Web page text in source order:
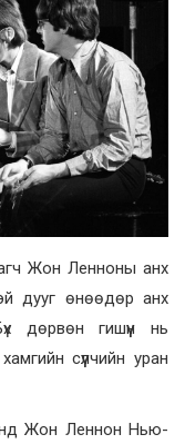
Жон Ленноны анх
дууг өнөөдөр анх
дөрвөн гишүүн нь
сүүлчийн уран
Жон Леннон Нью-